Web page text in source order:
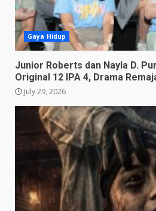
Gaya Hidup
Junior Roberts dan Nayla D.
Original 12 IPA 4, Drama
July 29, 2026